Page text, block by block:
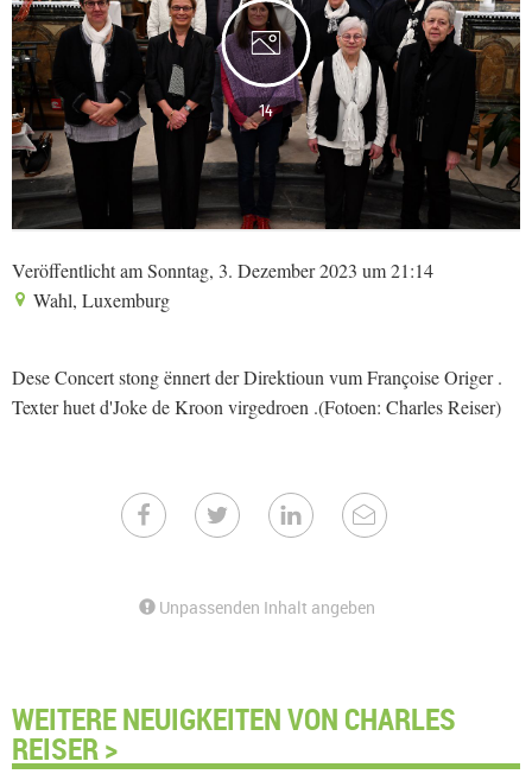
14
Veröffentlicht am Sonntag, 3. Dezember 2023 um 21:14
Wahl, Luxemburg
Dese Concert stong ënnert der Direktioun vum Françoise Origer .
Texter huet d'Joke de Kroon virgedroen .(Fotoen: Charles Reiser)
Unpassenden Inhalt angeben
WEITERE NEUIGKEITEN VON CHARLES
REISER >